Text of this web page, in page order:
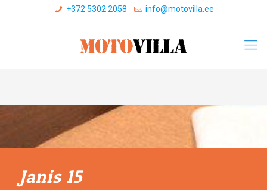
+372 5302 2058 info@motovilla.ee
Janis 15